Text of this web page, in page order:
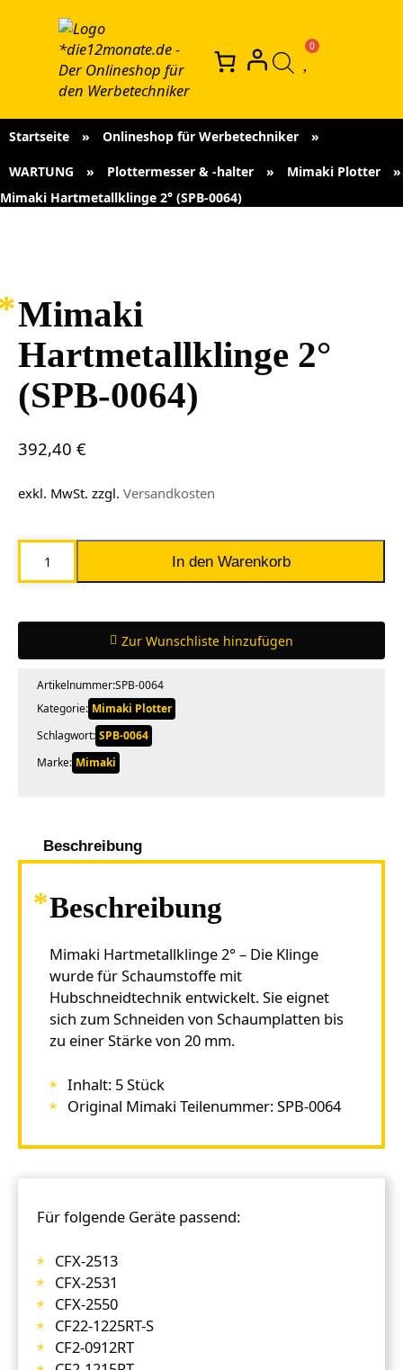
Startseite » Onlineshop für Werbetechniker »
WARTUNG » Plottermesser & -halter » Mimaki Plotter
»
Mimaki Hartmetallklinge 2° (SPB-0064)
Mimaki
Hartmetallklinge 2°
(SPB-0064)
392,40 €
exkl. MwSt. zzgl. Versandkosten
Hartmetallklinge
(SPB-
Menge
In den Warenkorb
Zur Wunschliste hinzufügen
Artikelnummer:SPB-0064
Kategorie: Mimaki Plotter
Schlagwort: SPB-0064
Marke: Mimaki
Beschreibung
Beschreibung
Mimaki Hartmetallklinge 2° – Die Klinge
wurde für Schaumstoffe mit
Hubschneidtechnik entwickelt. Sie eignet
sich zum Schneiden von Schaumplatten bis
zu einer Stärke von 20 mm.
Inhalt: 5 Stück
Original Mimaki Teilenummer: SPB-0064
Für folgende Geräte passend:
CFX-2513
CFX-2531
CFX-2550
CF22-1225RT-S
CF2-0912RT